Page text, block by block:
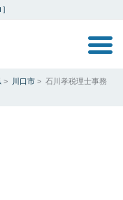
> 川口市 > 石川孝税理士事務